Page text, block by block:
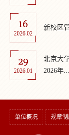
16
2026.02
新校区
29
2026.01
北京大
2026年...
单位概况 规章制